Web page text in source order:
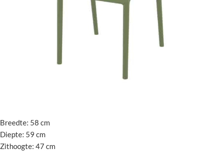
Breedte: 58 cm
Diepte: 59 cm
Zithoogte: 47 cm